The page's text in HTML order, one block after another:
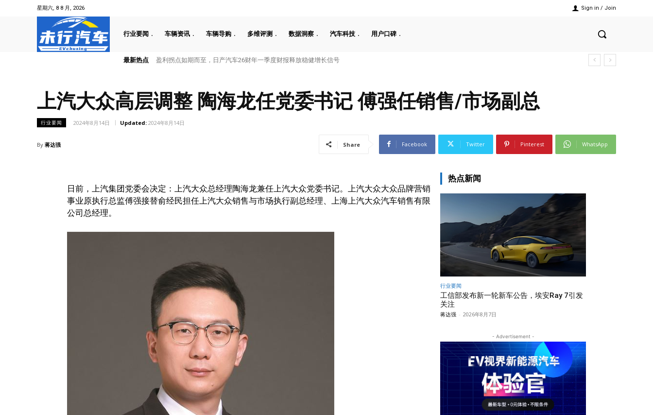
星期六, 8 8 月, 2026 Sign in / Join
行业要闻 车辆资讯 车辆导购 多维评测 数据洞察 汽车科技 用户口碑
最新热点 工信部发布新一轮新车公告，埃安Ray 7引发关注
盈利拐点如期而至，日产汽车26财年一季度财报释放稳健增长信号
上汽大众高层调整 陶海龙任党委书记 傅强任销售/市场副总
行业要闻 2024年8月14日 Updated: 2024年8月14日
By 蒋达强 Share Facebook Twitter Pinterest WhatsApp
日前，上汽集团党委会决定：上汽大众总经理陶海龙兼任上汽大众党委书记。上汽大众大众品牌营销
事业原执行总监傅强接替俞经民担任上汽大众销售与市场执行副总经理、上海上汽大众汽车销售有限
公司总经理。
热点新闻
行业要闻
工信部发布新一轮新车公告，埃安Ray 7引发
关注
蒋达强 - 2026年8月7日
- Advertisement -